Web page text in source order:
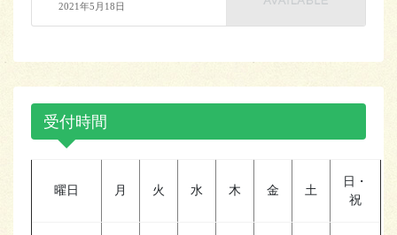
2021年5月18日
受付時間
曜日 月 火 水 木 金 土
日・
祝